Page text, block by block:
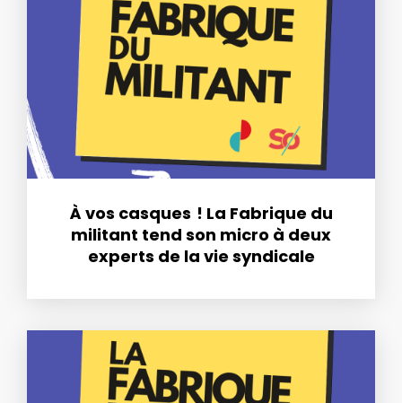
À vos casques ! La Fabrique du
militant tend son micro à deux
experts de la vie syndicale